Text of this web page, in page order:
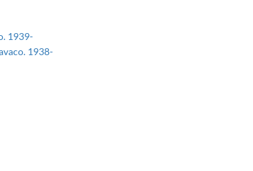
1939-
1938-